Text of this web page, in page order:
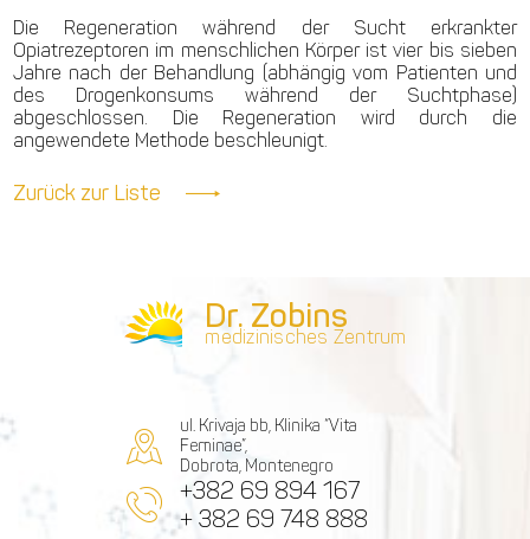
Die Regeneration während der Sucht erkrankter
Opiatrezeptoren im menschlichen Körper ist vier bis sieben
Jahre nach der Behandlung (abhängig vom Patienten und
des Drogenkonsums während der Suchtphase)
abgeschlossen. Die Regeneration wird durch die
angewendete Methode beschleunigt.
Zurück zur Liste
Dr. Zobins
medizinisches Zentrum
ul. Krivaja bb, Klinika “Vita
Feminae”,
Dobrota, Montenegro
+382 69 894 167
+ 382 69 748 888